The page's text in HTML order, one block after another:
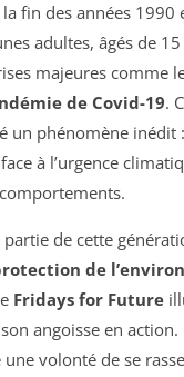
fin des années 1990
adultes, âgés de
majeures comme
de Covid-19.
un phénomène inédit :
à l’urgence
de cette
de
Fridays for Future
angoisse en action.
volonté de se